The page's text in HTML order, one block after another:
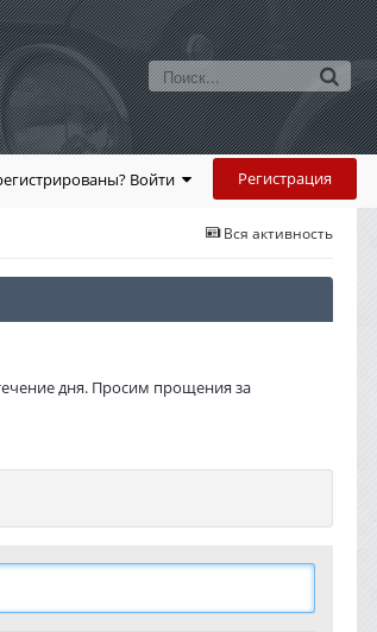
Войти Регистрация
Вся активность
дня. Просим прощения за